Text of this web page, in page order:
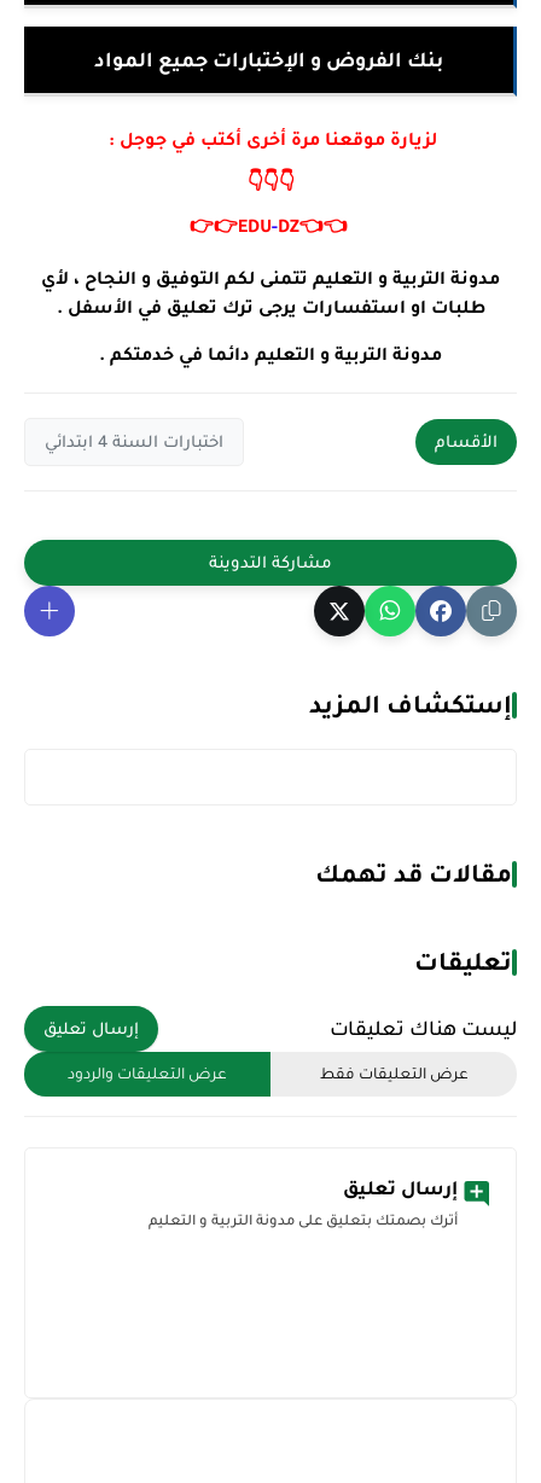
بنك الفروض و الإختبارات جميع المواد
لزيارة موقعنا مرة أخرى أكتب في جوجل :
👇👇👇
👈👈
EDU-DZ
👉👉
مدونة التربية و التعليم تتمنى لكم التوفيق و النجاح ، لأي
طلبات او استفسارات يرجى ترك تعليق في الأسفل .
مدونة التربية و التعليم دائما في خدمتكم .
الأقسام اختبارات السنة 4 ابتدائي
إستكشاف المزيد
مقالات قد تهمك
تعليقات
ليست هناك تعليقات إرسال تعليق
عرض التعليقات فقط عرض التعليقات والردود
إرسال تعليق
أترك بصمتك بتعليق على مدونة التربية و التعليم